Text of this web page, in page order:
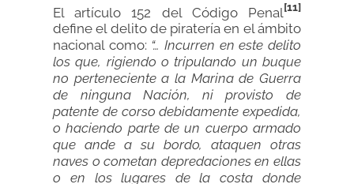
El artículo 152 del Código Penal[11]
define el delito de piratería en el ámbito
nacional como: “… Incurren en este delito
los que, rigiendo o tripulando un buque
no perteneciente a la Marina de Guerra
de ninguna Nación, ni provisto de
patente de corso debidamente expedida,
o haciendo parte de un cuerpo armado
que ande a su bordo, ataquen otras
naves o cometan depredaciones en ellas
o en los lugares de la costa donde